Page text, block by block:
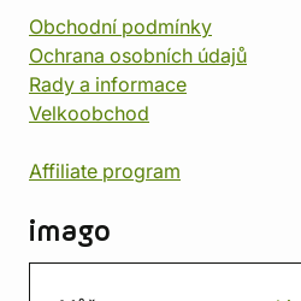
Obchodní podmínky
Ochrana osobních údajů
Rady a informace
Velkoobchod
Affiliate program
imago